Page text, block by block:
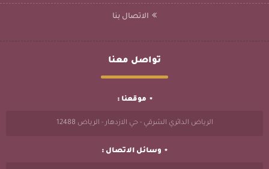
الاتصال بنا
تواصل معنا
موقعنا :
الرياض الدائري الشرقي - حي الازدهار - الرياض 12488
وسائل الاتصال :